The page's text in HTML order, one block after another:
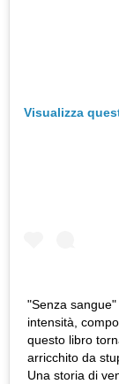
Visualizza
"Senza
intensità,
questo libro
arricchito da
Una storia di